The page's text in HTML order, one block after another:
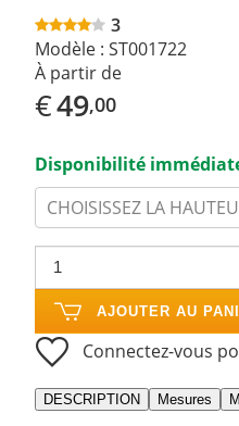
3
Modèle : ST001722
À partir de
€49,00
Disponibilité
CHOISISSEZ LA
AJOUTER AU
Connectez-vous
DESCRIPTION Mesures